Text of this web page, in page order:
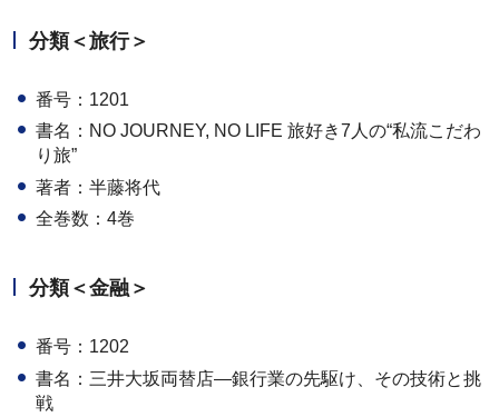
分類＜旅行＞
番号：1201
書名：NO JOURNEY, NO LIFE 旅好き7人の“私流こだわ
り旅”
著者：半藤将代
全巻数：4巻
分類＜金融＞
番号：1202
書名：三井大坂両替店―銀行業の先駆け、その技術と挑
戦